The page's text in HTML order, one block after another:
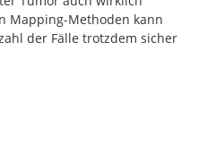
gliomas in eloquent
of long-term survival.
brain mapping on
analysis.
acid for resection
controlled
of long-term survival.
Mapping-Methoden kann
der Fälle trotzdem sicher